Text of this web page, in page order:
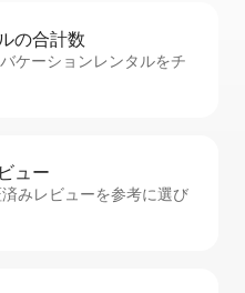
の合⁠計⁠数
ケーションレンタルをチ
ュ⁠ー
みレビューを参考に選び